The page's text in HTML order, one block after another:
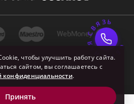
чтобы улучшить работу сайта.
сайтом, вы соглашаетесь с
конфиденциальности.
Принять
ОБРАТНАЯ